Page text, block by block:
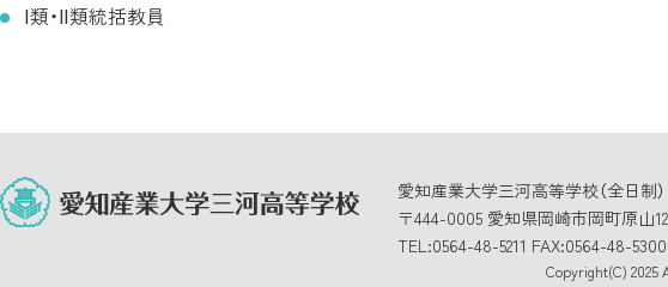
Ⅰ類・Ⅱ類統括教員
愛知産業大学三河高等学校（全日制）
〒444-0005 愛知県岡崎市岡町原山
TEL:0564-48-5211 FAX:0564-48-5300
Copyright(C) 2025